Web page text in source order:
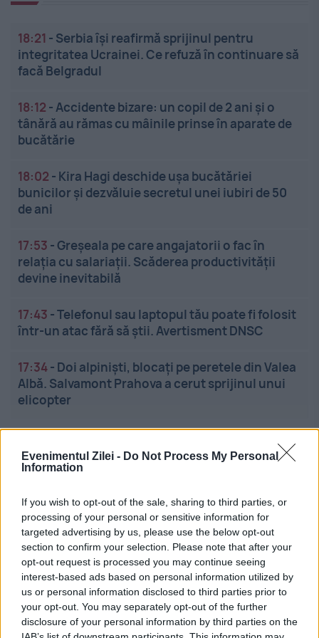
Evenimentul Zilei - Do Not Process My Personal
Information
If you wish to opt-out of the sale, sharing to third parties, or
processing of your personal or sensitive information for
targeted advertising by us, please use the below opt-out
section to confirm your selection. Please note that after your
opt-out request is processed you may continue seeing
interest-based ads based on personal information utilized by
us or personal information disclosed to third parties prior to
your opt-out. You may separately opt-out of the further
disclosure of your personal information by third parties on the
18:21 - Serbia își reafirmă sprijinul pentru
integritatea Ucrainei. Ce refuză în continuare să
facă Belgradul
18:12 -Accidente bizare: un copil de 2 ani și o
tânără au rămas cu mâinile prinse în aparate de
bucătărie
18:02 - Kira Hagi deschide ușa bucătăriei
bunicilor și dezvăluie secretul unei iubiri de 50
de ani
17:53 -Greșeala pe care angajatorii o fac în
relația cu salariații. Scăderea productivității
devine inevitabilă
17:43 -Telefonul sau laptopul tău poate fi folosit
într-un atac fără să știi. Avertisment DNSC
17:34- Doi alpiniști, blocați pe peretele din Valea
Albă. Salvamont Prahova a cerut sprijinul unui
elicopter
Cel mai bun portal de stiri!
Evenimentul Zilei este o publicație multimedia, dedicată
celor care apreciază știrile corecte, obiective și
Linkuri utile